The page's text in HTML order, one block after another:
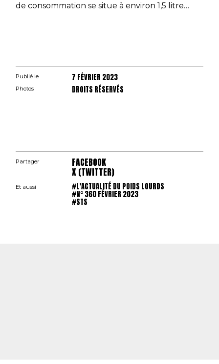
de consommation se situe à environ 1,5 litre…
Publié le 7 FÉVRIER 2023
Photos DROITS RÉSERVÉS
Partager FACEBOOK
X (TWITTER)
Et aussi #L'ACTUALITÉ DU POIDS LOURDS
#N° 360 FÉVRIER 2023
#STS